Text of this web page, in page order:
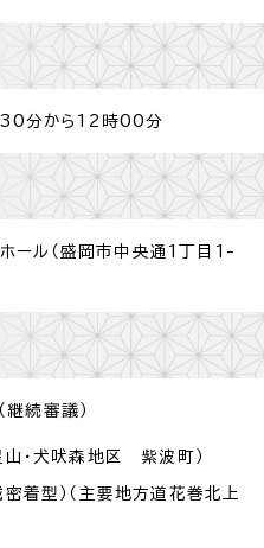
分から12時00分
ル（盛岡市中央通1丁目1-
続審議）
・犬吠森地区 紫波町）
着型）（主要地方道花巻北上